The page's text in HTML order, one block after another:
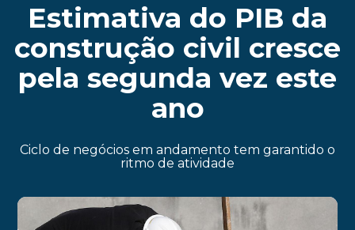
Estimativa do PIB da
construção civil cresce
pela segunda vez este
ano
Ciclo de negócios em andamento tem garantido o
ritmo de atividade